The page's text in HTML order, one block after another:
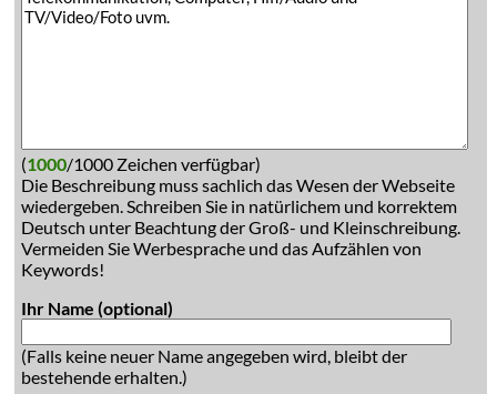
(1000/1000 Zeichen verfügbar)
Die Beschreibung muss sachlich das Wesen der Webseite
wiedergeben. Schreiben Sie in natürlichem und korrektem
Deutsch unter Beachtung der Groß- und Kleinschreibung.
Vermeiden Sie Werbesprache und das Aufzählen von
Keywords!
Ihr Name (optional)
(Falls keine neuer Name angegeben wird, bleibt der
bestehende erhalten.)